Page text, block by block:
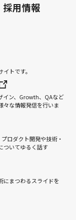
採用情報
トです。
イン、Growth、QAなど
々な情報発信を行いま
ロダクト開発や技術・
ついてゆるく話す
にまつわるスライドを